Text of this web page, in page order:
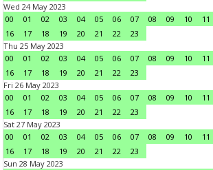
Wed 24 May 2023
00
01 02 03 04 05 06 07 08 09 10 11
16
17 18 19 20 21 22
23
Thu 25 May 2023
00
01 02 03 04 05 06 07 08 09 10 11
16
17 18 19 20 21 22
23
Fri 26 May 2023
00
01 02 03 04 05 06 07 08 09 10 11
16
17 18 19 20 21 22
23
Sat 27 May 2023
00
01 02 03 04 05 06 07 08 09 10 11
16
17 18 19 20 21 22
23
Sun 28 May 2023